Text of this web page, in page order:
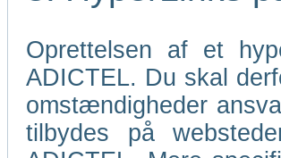
Oprettelsen af et
ADICTEL. Du skal
omstændigheder
tilbydes på